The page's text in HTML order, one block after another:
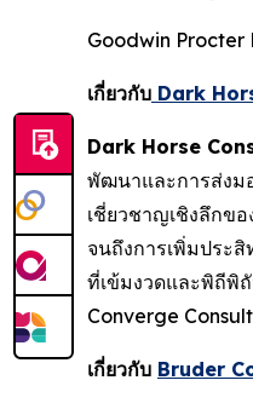
Goodwin Procter
เกี่ยวกับ Dark
Dark Horse
พัฒนาและการส่งม
เชี่ยวชาญเชิงลึกข
จนถึงการเพิ่มประ
ที่เข้มงวดและพิถีพิ
Converge
เกี่ยวกับ Bruder